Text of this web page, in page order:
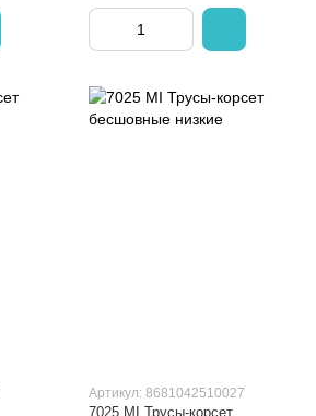
Артикул: 8681042510027
7025 MI Трусы-корсет